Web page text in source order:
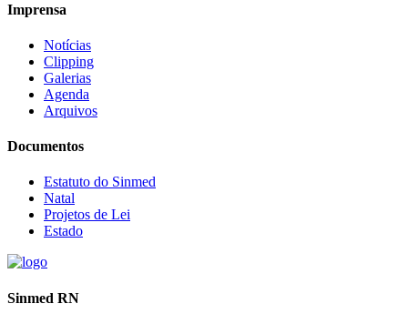
Imprensa
Notícias
Clipping
Galerias
Agenda
Arquivos
Documentos
Estatuto do Sinmed
Natal
Projetos de Lei
Estado
Sinmed RN